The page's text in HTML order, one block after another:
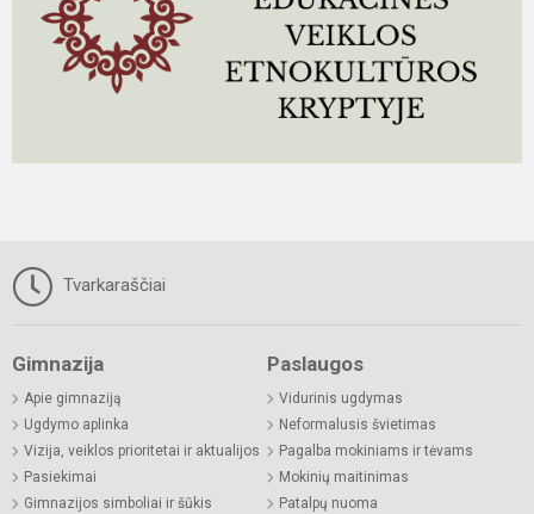
Tvarkaraščiai
Gimnazija
Apie gimnaziją
Ugdymo aplinka
Vizija, veiklos prioritetai ir aktualijos
Pasiekimai
Gimnazijos simboliai ir šūkis
Paslaugos
Vidurinis ugdymas
Neformalusis švietimas
Pagalba mokiniams ir tėvams
Mokinių maitinimas
Patalpų nuoma